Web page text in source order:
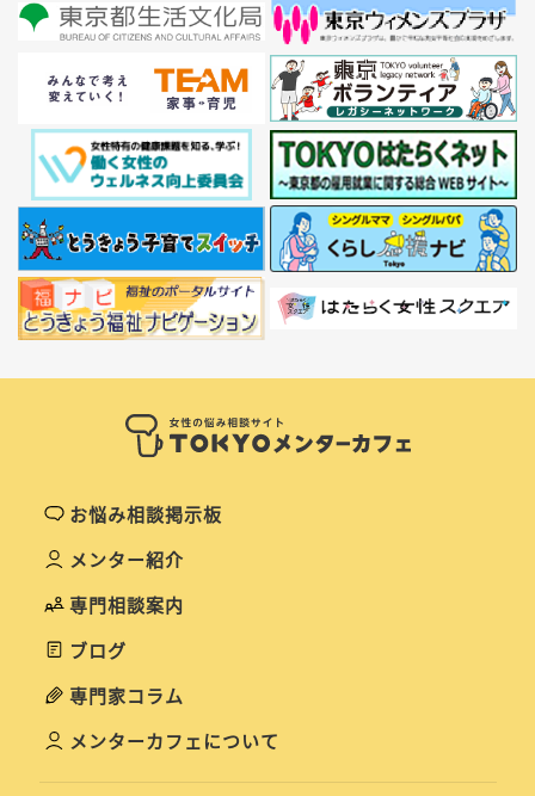
お悩み相談掲示板
メンター紹介
専門相談案内
ブログ
専門家コラム
メンターカフェについて